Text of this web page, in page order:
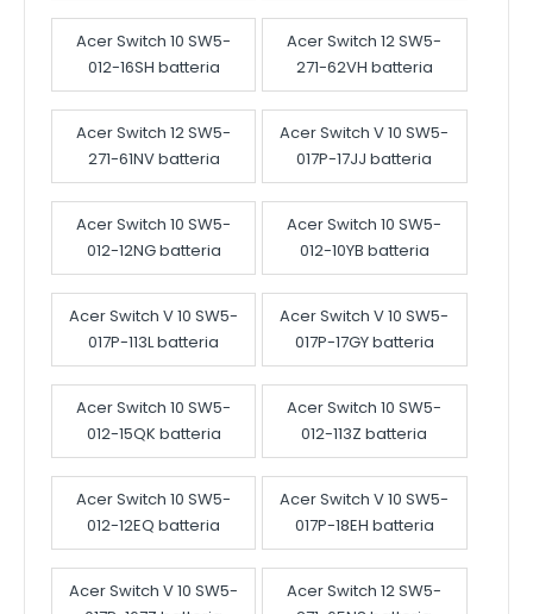
Acer Switch 10 SW5-
012-16SH batteria
Acer Switch 12 SW5-
271-62VH batteria
Acer Switch 12 SW5-
271-61NV batteria
Acer Switch V 10 SW5-
017P-17JJ batteria
Acer Switch 10 SW5-
012-12NG batteria
Acer Switch 10 SW5-
012-10YB batteria
Acer Switch V 10 SW5-
017P-113L batteria
Acer Switch V 10 SW5-
017P-17GY batteria
Acer Switch 10 SW5-
012-15QK batteria
Acer Switch 10 SW5-
012-113Z batteria
Acer Switch 10 SW5-
012-12EQ batteria
Acer Switch V 10 SW5-
017P-18EH batteria
Acer Switch V 10 SW5-
Acer Switch 12 SW5-